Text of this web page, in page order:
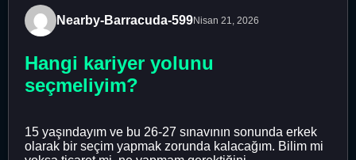
Nearby-Barracuda-599Nisan 21, 2026
Hangi kariyer yolunu
seçmeliyim?
15 yaşındayım ve bu 26-27 sınavının sonunda erkek
olarak bir seçim yapmak zorunda kalacağım. Bilim mi